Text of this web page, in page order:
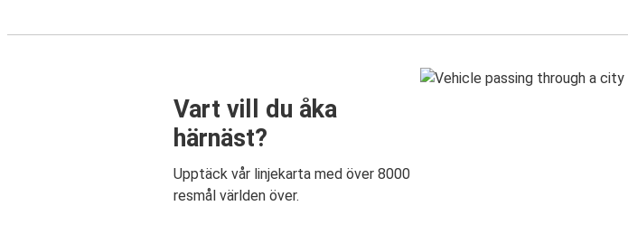
Vart vill du åka
härnäst?
Upptäck vår linjekarta med över 8000
resmål världen över.